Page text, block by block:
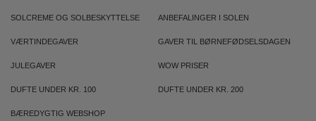
SOLCREME OG SOLBESKYTTELSE ANBEFALINGER I SOLEN
VÆRTINDEGAVER GAVER TIL BØRNEFØDSELSDAGEN
JULEGAVER WOW PRISER
DUFTE UNDER KR. 100 DUFTE UNDER KR. 200
BÆREDYGTIG WEBSHOP